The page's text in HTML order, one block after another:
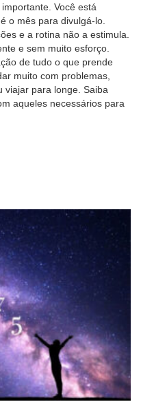
Você está
o mês para divulgá-lo.
e a rotina não a estimula.
e sem muito esforço.
de tudo o que prende
muito com problemas,
viajar para longe. Saiba
aqueles necessários para